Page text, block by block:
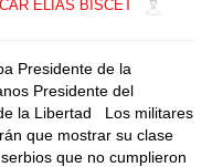
ELIAS BISCET
Presidente de la
Presidente del
la Libertad Los militares
que mostrar su clase
que no cumplieron